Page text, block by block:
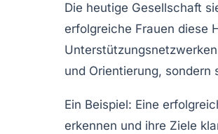
Die heutige Gesellschaft
erfolgreiche Frauen diese
Unterstützungsnetzwerken
und Orientierung, sondern
Ein Beispiel: Eine
erkennen und ihre Ziele